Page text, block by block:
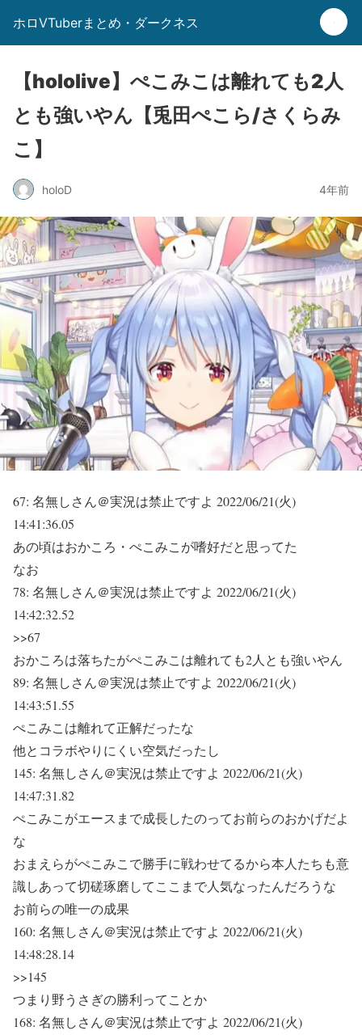
ホロVTuberまとめ・ダークネス
【hololive】ぺこみこは離れても2人
とも強いやん【兎田ぺこら/さくらみ
こ】
holoD 4年前
67: 名無しさん＠実況は禁止ですよ 2022/06/21(火)
14:41:36.05
あの頃はおかころ・ぺこみこが嗜好だと思ってた
なお
78: 名無しさん＠実況は禁止ですよ 2022/06/21(火)
14:42:32.52
>>67
おかころは落ちたがぺこみこは離れても2人とも強いやん
89: 名無しさん＠実況は禁止ですよ 2022/06/21(火)
14:43:51.55
ぺこみこは離れて正解だったな
他とコラボやりにくい空気だったし
145: 名無しさん＠実況は禁止ですよ 2022/06/21(火)
14:47:31.82
ぺこみこがエースまで成長したのってお前らのおかげだよ
な
おまえらがぺこみこで勝手に戦わせてるから本人たちも意
識しあって切磋琢磨してここまで人気なったんだろうな
お前らの唯一の成果
160: 名無しさん＠実況は禁止ですよ 2022/06/21(火)
14:48:28.14
>>145
つまり野うさぎの勝利ってことか
168: 名無しさん＠実況は禁止ですよ 2022/06/21(火)